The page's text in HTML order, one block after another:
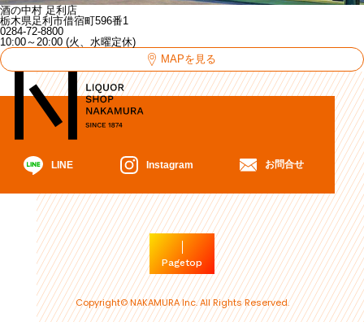
酒の中村 足利店
栃木県足利市借宿町596番1
0284-72-8800
10:00～20:00 (火、水曜定休)
MAPを見る
LINE Instagram お問合せ
Pagetop
Copyright© NAKAMURA Inc. All Rights Reserved.